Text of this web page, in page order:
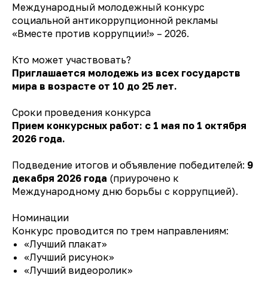
Международный молодежный конкурс
социальной антикоррупционной рекламы
«Вместе против коррупции!» – 2026.
Кто может участвовать?
Приглашается молодежь из всех государств
мира в возрасте от 10 до 25 лет.
Сроки проведения конкурса
Прием конкурсных работ: с 1 мая по 1 октября
2026 года.
Подведение итогов и объявление победителей: 9
декабря 2026 года (приурочено к
Международному дню борьбы с коррупцией).
Номинации
Конкурс проводится по трем направлениям:
«Лучший плакат»
«Лучший рисунок»
«Лучший видеоролик»